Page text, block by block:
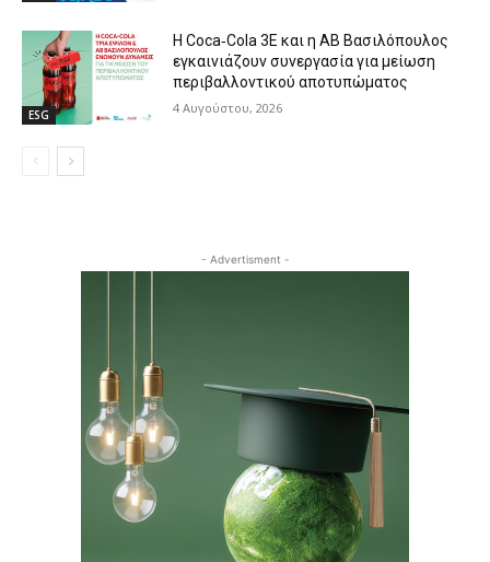
ESG
Η Coca‑Cola 3E και η ΑΒ Βασιλόπουλος
εγκαινιάζουν συνεργασία για μείωση
περιβαλλοντικού αποτυπώματος
4 Αυγούστου, 2026
- Advertisment -